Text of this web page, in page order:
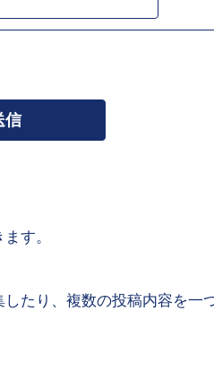
す。
たり、複数の投稿内容を一